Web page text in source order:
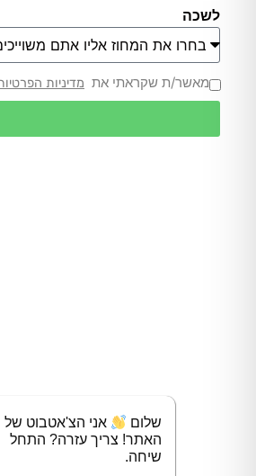
לשכה
מאשר/ת שקראתי את מדיניות
שלום
אני הצ'אטבוט של
האתר! צריך עזרה? התחל
שיחה.